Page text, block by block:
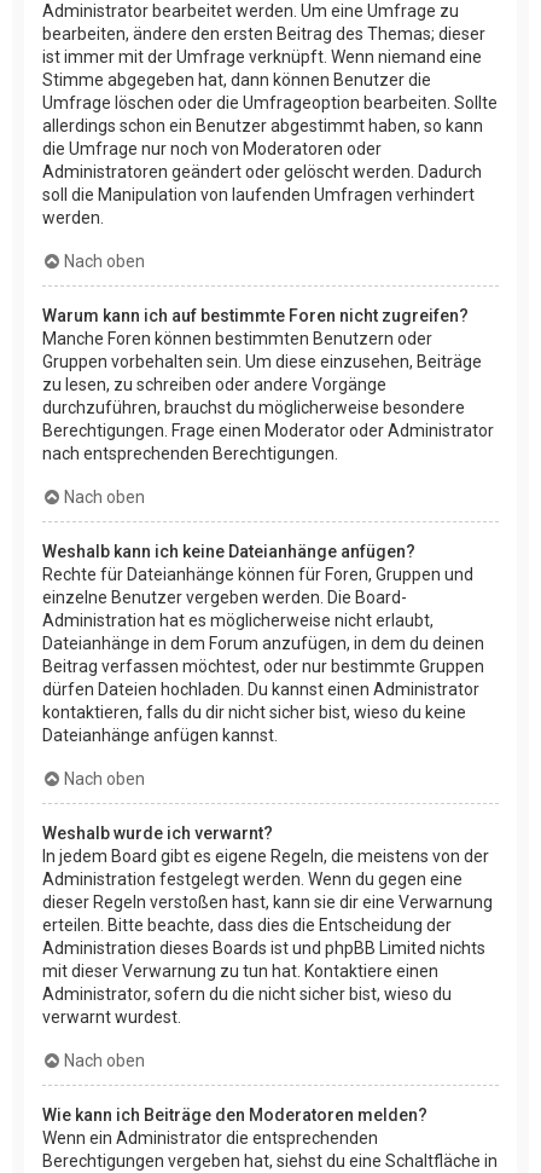
Administrator bearbeitet werden. Um eine Umfrage zu
bearbeiten, ändere den ersten Beitrag des Themas; dieser
ist immer mit der Umfrage verknüpft. Wenn niemand eine
Stimme abgegeben hat, dann können Benutzer die
Umfrage löschen oder die Umfrageoption bearbeiten. Sollte
allerdings schon ein Benutzer abgestimmt haben, so kann
die Umfrage nur noch von Moderatoren oder
Administratoren geändert oder gelöscht werden. Dadurch
soll die Manipulation von laufenden Umfragen verhindert
werden.
Nach oben
Warum kann ich auf bestimmte Foren nicht zugreifen?
Manche Foren können bestimmten Benutzern oder
Gruppen vorbehalten sein. Um diese einzusehen, Beiträge
zu lesen, zu schreiben oder andere Vorgänge
durchzuführen, brauchst du möglicherweise besondere
Berechtigungen. Frage einen Moderator oder Administrator
nach entsprechenden Berechtigungen.
Nach oben
Weshalb kann ich keine Dateianhänge anfügen?
Rechte für Dateianhänge können für Foren, Gruppen und
einzelne Benutzer vergeben werden. Die Board-
Administration hat es möglicherweise nicht erlaubt,
Dateianhänge in dem Forum anzufügen, in dem du deinen
Beitrag verfassen möchtest, oder nur bestimmte Gruppen
dürfen Dateien hochladen. Du kannst einen Administrator
kontaktieren, falls du dir nicht sicher bist, wieso du keine
Dateianhänge anfügen kannst.
Nach oben
Weshalb wurde ich verwarnt?
In jedem Board gibt es eigene Regeln, die meistens von der
Administration festgelegt werden. Wenn du gegen eine
dieser Regeln verstoßen hast, kann sie dir eine Verwarnung
erteilen. Bitte beachte, dass dies die Entscheidung der
Administration dieses Boards ist und phpBB Limited nichts
mit dieser Verwarnung zu tun hat. Kontaktiere einen
Administrator, sofern du die nicht sicher bist, wieso du
verwarnt wurdest.
Nach oben
Wie kann ich Beiträge den Moderatoren melden?
Wenn ein Administrator die entsprechenden
Berechtigungen vergeben hat, siehst du eine Schaltfläche in